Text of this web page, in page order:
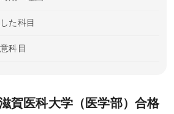
た科目
科目
、公開模試の目標設定、成績につい
賀医科大学（医学部）合格